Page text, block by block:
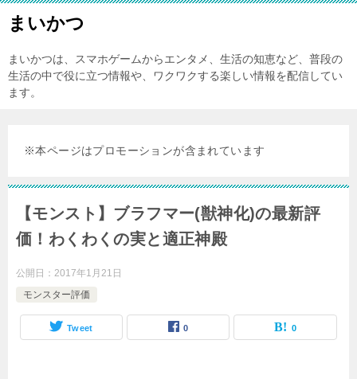
まいかつ
まいかつは、スマホゲームからエンタメ、生活の知恵など、普段の
生活の中で役に立つ情報や、ワクワクする楽しい情報を配信してい
ます。
※本ページはプロモーションが含まれています
【モンスト】ブラフマー(獣神化)の最新評
価！わくわくの実と適正神殿
公開日： 2017年1月21日
モンスター評価
Tweet 0 0